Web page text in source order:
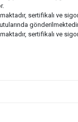
sertifikalı ve
sertifikalı ve